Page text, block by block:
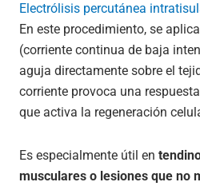
Electrólisis percutánea
En este procedimiento, se
(corriente continua de baja
aguja directamente sobre el
corriente provoca una
que activa la regeneración
Es especialmente útil en
musculares o lesiones que no